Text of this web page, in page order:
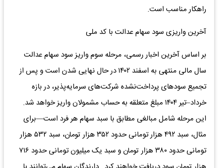
راهکار مناسب است.
آخرین واریزی سود سهام عدالت با کد ملی
بر اساس آخرین اخبار رسمی، مرحله سوم واریز سود سهام عدالت
سال مالی منتهی به اسفند ۱۴۰۲ در حال نهایی شدن است و پس از
تجمیع سودهای پرداخت‌نشده شرکت‌های سرمایه‌پذیر، در بازه
خرداد–تیر ۱۴۰۴ مبلغ متعلقه به حساب مشمولان واریز خواهد شد.
این مرحله شامل مبالغی مطابق با سبد سهام هر فرد است—برای
مثال، سبد ۴۹۲ هزار تومانی حدود ۳۵۲ هزار تومان، سبد ۵۳۲ هزار
تومانی حدود ۳۸۰ هزار تومان و سبد یک میلیون تومانی حدود ۷۱۶